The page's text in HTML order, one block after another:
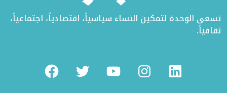
تسعى الوحدة لتمكين النساء سياسياً، اقتصادياً، اجتماعياً،
ثقافياً.
FacebookTwitterYoutubeInstagramLinkedin